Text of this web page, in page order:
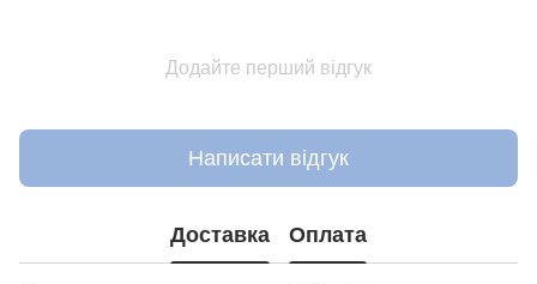
Додайте перший відгук
Написати відгук
Доставка Оплата